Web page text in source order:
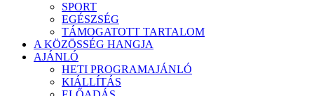
SPORT
EGÉSZSÉG
TÁMOGATOTT TARTALOM
A KÖZÖSSÉG HANGJA
AJÁNLÓ
HETI PROGRAMAJÁNLÓ
KIÁLLÍTÁS